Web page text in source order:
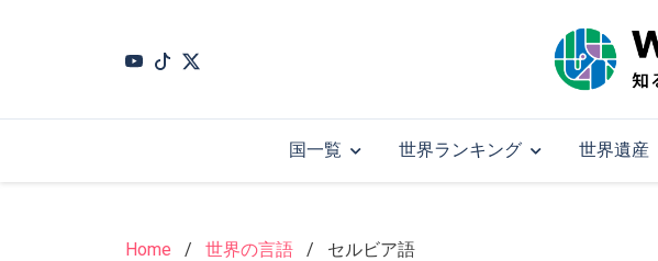
国一覧 世界ランキング 世界遺産
Home 世界の言語 セルビア語